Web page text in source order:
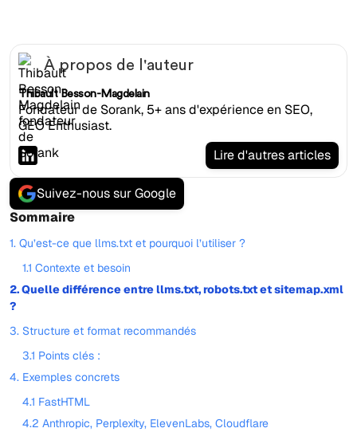
À propos de l'auteur
Thibault Besson-Magdelain
Fondateur de Sorank, 5+ ans d'expérience en SEO,
GEO Enthusiast.
Lire d'autres articles
Suivez-nous sur Google
Sommaire
1. Qu’est-ce que llms.txt et pourquoi l’utiliser ?
1.1 Contexte et besoin
2. Quelle différence entre llms.txt, robots.txt et sitemap.xml
?
3. Structure et format recommandés
3.1 Points clés :
4. Exemples concrets
4.1 FastHTML
4.2 Anthropic, Perplexity, ElevenLabs, Cloudflare